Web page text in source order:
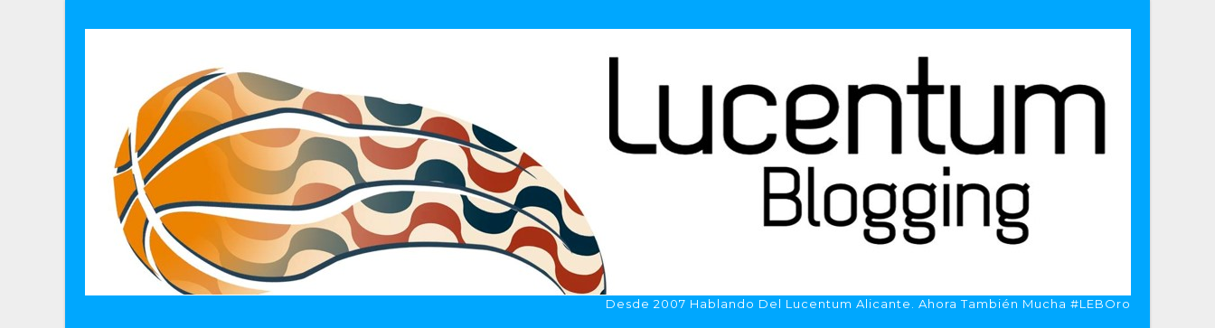
Desde 2007 Hablando Del Lucentum Alicante. Ahora También Mucha #LEBOro